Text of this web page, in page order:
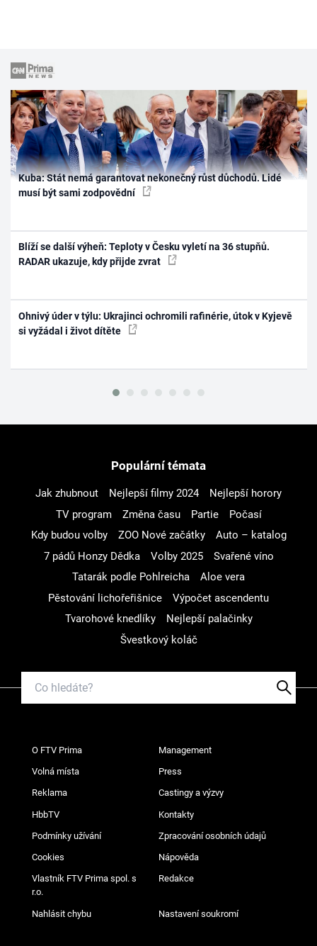
Kuba: Stát nemá garantovat nekonečný růst důchodů. Lidé
musí být sami zodpovědní
Blíží se další výheň: Teploty v Česku vyletí na 36 stupňů.
RADAR ukazuje, kdy přijde zvrat
Ohnivý úder v týlu: Ukrajinci ochromili rafinérie, útok v Kyjevě
si vyžádal i život dítěte
Populární témata
Jak zhubnout Nejlepší filmy 2024
Nejlepší horory
TV program
Změna času Partie
Počasí
Kdy budou volby
ZOO Nové začátky
Auto – katalog
7 pádů Honzy Dědka
Volby 2025
Svařené víno
Tatarák podle Pohlreicha
Aloe vera
Pěstování lichořeřišnice
Výpočet ascendentu
Tvarohové knedlíky
Nejlepší palačinky
Švestkový koláč
O FTV Prima Management
Volná místa Press
Reklama Castingy a výzvy
HbbTV Kontakty
Podmínky užívání Zpracování osobních údajů
Cookies Nápověda
Vlastník FTV Prima spol. s
r.o.
Redakce
Nahlásit chybu Nastavení soukromí